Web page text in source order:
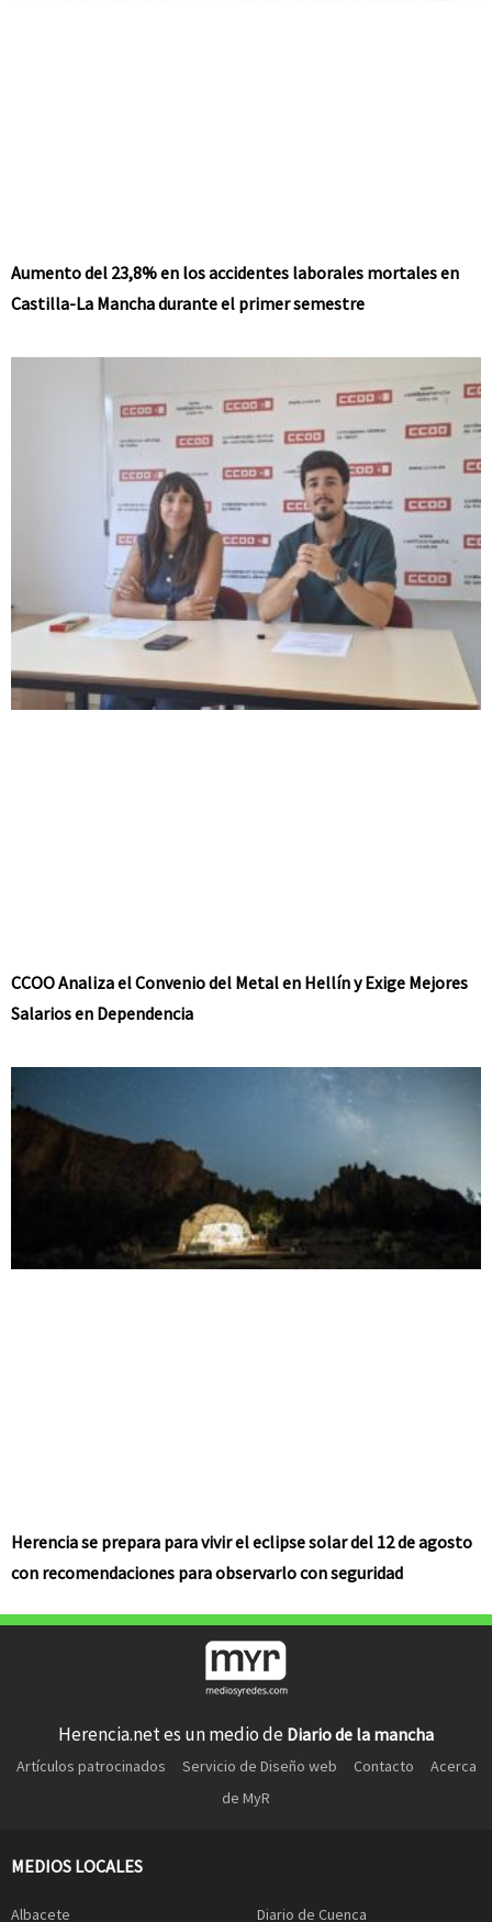
Aumento del 23,8% en los accidentes laborales mortales en
Castilla-La Mancha durante el primer semestre
CCOO Analiza el Convenio del Metal en Hellín y Exige Mejores
Salarios en Dependencia
Herencia se prepara para vivir el eclipse solar del 12 de agosto
con recomendaciones para observarlo con seguridad
Herencia.net es un medio de Diario de la mancha
Artículos patrocinados Servicio de Diseño web Contacto
Acerca
de MyR
MEDIOS LOCALES
Albacete Diario de Cuenca